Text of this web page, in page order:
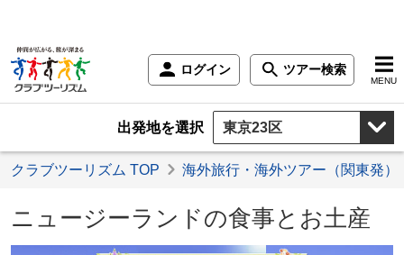
ログイン ツアー検索
MENU
出発地を選択
クラブツーリズム TOP 海外旅行・海外ツアー（関東発）
ニュージーランドの食事とお土産